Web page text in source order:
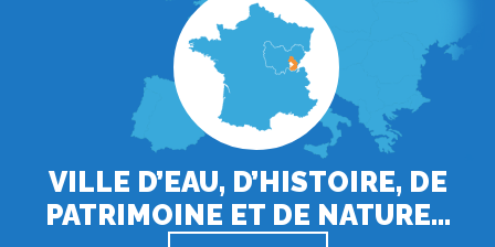
VILLE D’EAU, D’HISTOIRE, DE
PATRIMOINE ET DE NATURE…